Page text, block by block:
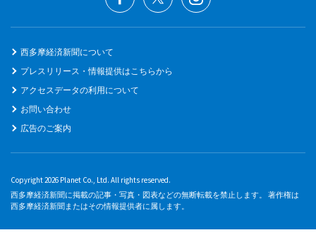
西多摩経済新聞について
プレスリリース・情報提供はこちらから
アクセスデータの利用について
お問い合わせ
広告のご案内
Copyright 2026 Planet Co., Ltd. All rights reserved.
西多摩経済新聞に掲載の記事・写真・図表などの無断転載を禁止します。 著作権は
西多摩経済新聞またはその情報提供者に属します。